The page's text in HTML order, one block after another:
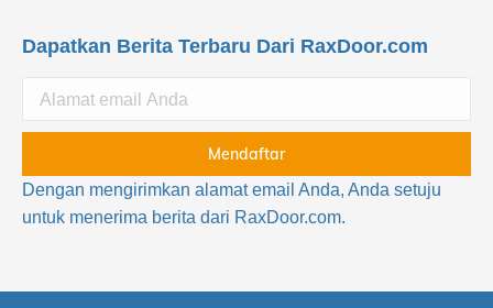
Dapatkan Berita Terbaru Dari RaxDoor.com
Dengan mengirimkan alamat email Anda, Anda setuju
untuk menerima berita dari RaxDoor.com.